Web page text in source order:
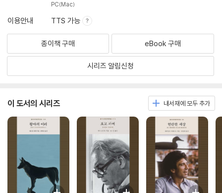
PC(Mac)
이용안내 TTS 가능
종이책 구매 eBook 구매
시리즈 알림신청
이 도서의 시리즈 내서재에 모두 추가